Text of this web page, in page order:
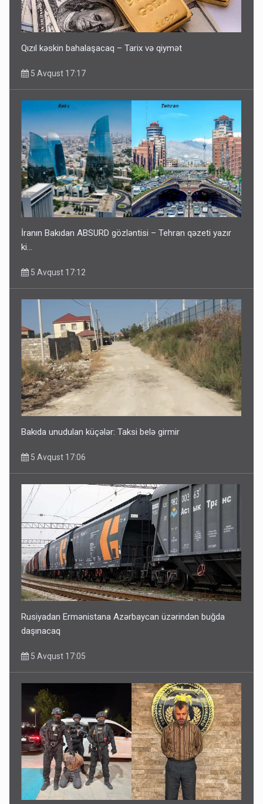
Qızıl kəskin bahalaşacaq – Tarix və qiymət
5 Avqust 17:17
İranın Bakıdan ABSURD gözləntisi – Tehran qəzeti yazır
ki…
5 Avqust 17:12
Bakıda unudulan küçələr: Taksi belə girmir
5 Avqust 17:06
Rusiyadan Ermənistana Azərbaycan üzərindən buğda
daşınacaq
5 Avqust 17:05